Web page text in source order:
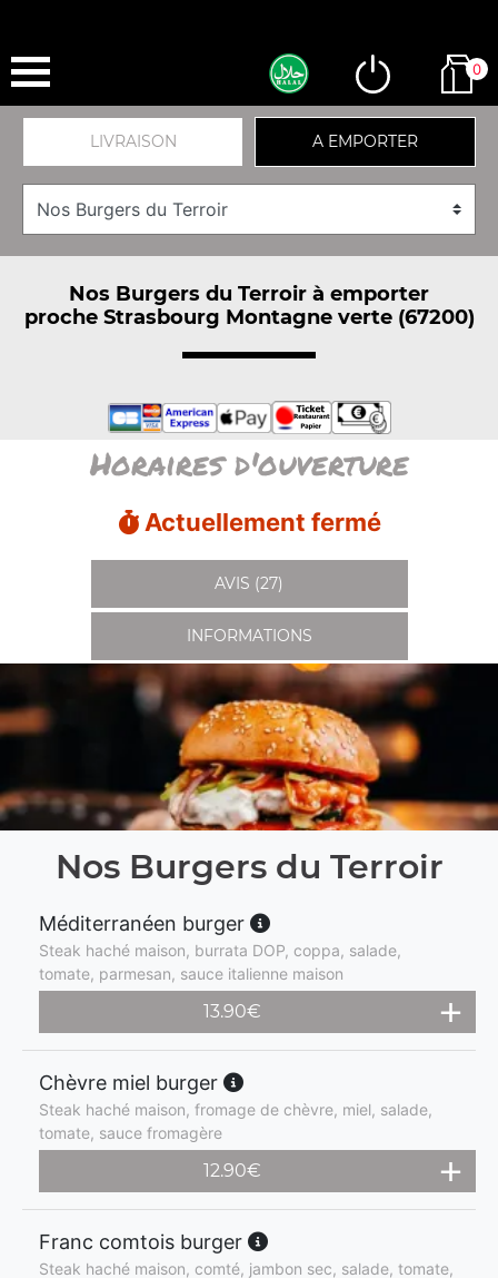
0
LIVRAISON A EMPORTER
Nos Burgers du Terroir à emporter
proche Strasbourg Montagne verte (67200)
Horaires d'ouverture
Actuellement fermé
AVIS (27)
INFORMATIONS
Nos Burgers du Terroir
Méditerranéen burger
Steak haché maison, burrata DOP, coppa, salade,
tomate, parmesan, sauce italienne maison
13.90€
Chèvre miel burger
Steak haché maison, fromage de chèvre, miel, salade,
tomate, sauce fromagère
12.90€
Franc comtois burger
Steak haché maison, comté, jambon sec, salade, tomate,